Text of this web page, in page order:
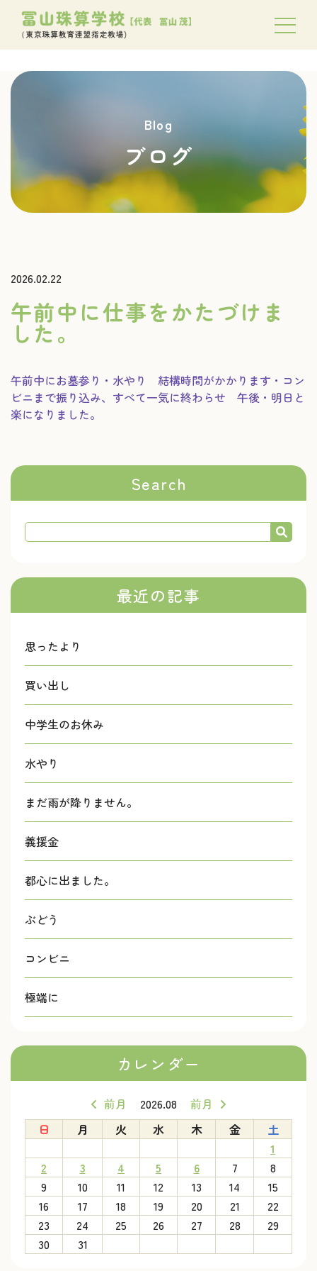
Blog
ブログ
2026.02.22
午前中に仕事をかたづけま
した。
午前中にお墓参り・水やり 結構時間がかかります・コン
ビニまで振り込み、すべて一気に終わらせ 午後・明日と
楽になりました。
Search
最近の記事
思ったより
買い出し
中学生のお休み
水やり
まだ雨が降りません。
義援金
都心に出ました。
ぶどう
コンビニ
極端に
カレンダー
前月 2026.08
前月
日
月 火 水 木 金
土
1
2
3 4 5 6 7
8
9
10 11 12 13 14
15
16
17 18 19 20 21
22
23
24 25 26 27 28
29
30
31